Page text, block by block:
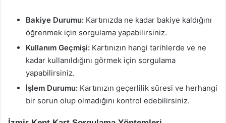
Bakiye Durumu: Kartınızda ne kadar bakiye kaldığını
öğrenmek için sorgulama yapabilirsiniz.
Kullanım Geçmişi: Kartınızın hangi tarihlerde ve ne
kadar kullanıldığını görmek için sorgulama
yapabilirsiniz.
İşlem Durumu: Kartınızın geçerlilik süresi ve herhangi
bir sorun olup olmadığını kontrol edebilirsiniz.